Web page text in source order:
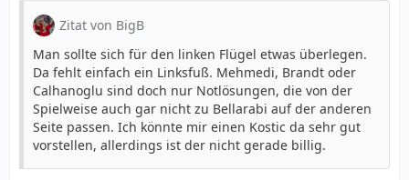
Zitat von BigB
Man sollte sich für den linken Flügel etwas überlegen.
Da fehlt einfach ein Linksfuß. Mehmedi, Brandt oder
Calhanoglu sind doch nur Notlösungen, die von der
Spielweise auch gar nicht zu Bellarabi auf der anderen
Seite passen. Ich könnte mir einen Kostic da sehr gut
vorstellen, allerdings ist der nicht gerade billig.